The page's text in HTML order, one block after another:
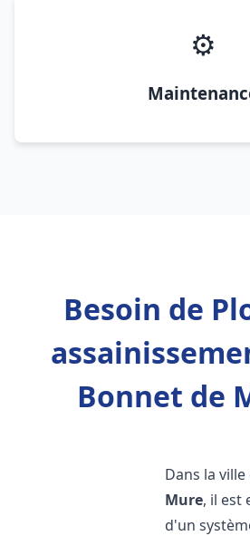
⚙️
Besoin de
Bonnet de
Dans la
Mure, il est
d'un